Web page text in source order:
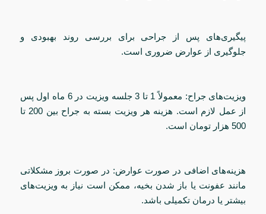
پیگیری‌های پس از جراحی برای بررسی روند بهبودی و
جلوگیری از عوارض ضروری است.
ویزیت‌های جراح: معمولاً 1 تا 3 جلسه ویزیت در 6 ماه اول پس
از عمل لازم است. هزینه هر ویزیت بسته به جراح بین 200 تا
500 هزار تومان است.
هزینه‌های اضافی در صورت عوارض: در صورت بروز مشکلاتی
مانند عفونت یا باز شدن بخیه، ممکن است نیاز به ویزیت‌های
بیشتر یا درمان تکمیلی باشد.